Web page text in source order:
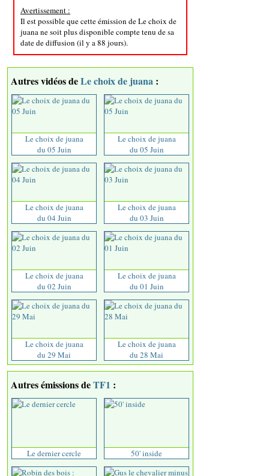
Avertissement :
Il est possible que cette émission de Le choix de
juana ne soit plus disponible compte tenu de sa
date de diffusion (il y a 88 jours).
Autres vidéos deLe choix de juana :
Le choix de juana
du 05 Juin
Le choix de juana
du 05 Juin
Le choix de juana
du 04 Juin
Le choix de juana
du 03 Juin
Le choix de juana
du 02 Juin
Le choix de juana
du 01 Juin
Le choix de juana
du 29 Mai
Le choix de juana
du 28 Mai
Autres émissions deTF1 :
Le dernier cercle 50' inside